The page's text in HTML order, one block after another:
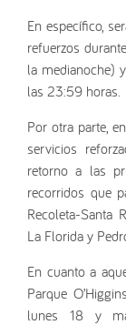
En específico,
refuerzos
la medianoche)
las 23:59 horas.
Por otra parte,
servicios
retorno a las
recorridos que
Recoleta-Santa
La Florida y
En cuanto a
Parque
lunes 18 y